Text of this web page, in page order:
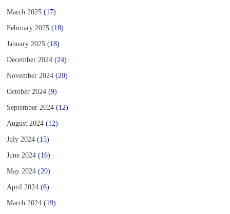
March 2025 (17)
February 2025 (18)
January 2025 (18)
December 2024 (24)
November 2024 (20)
October 2024 (9)
September 2024 (12)
August 2024 (12)
July 2024 (15)
June 2024 (16)
May 2024 (20)
April 2024 (6)
March 2024 (19)